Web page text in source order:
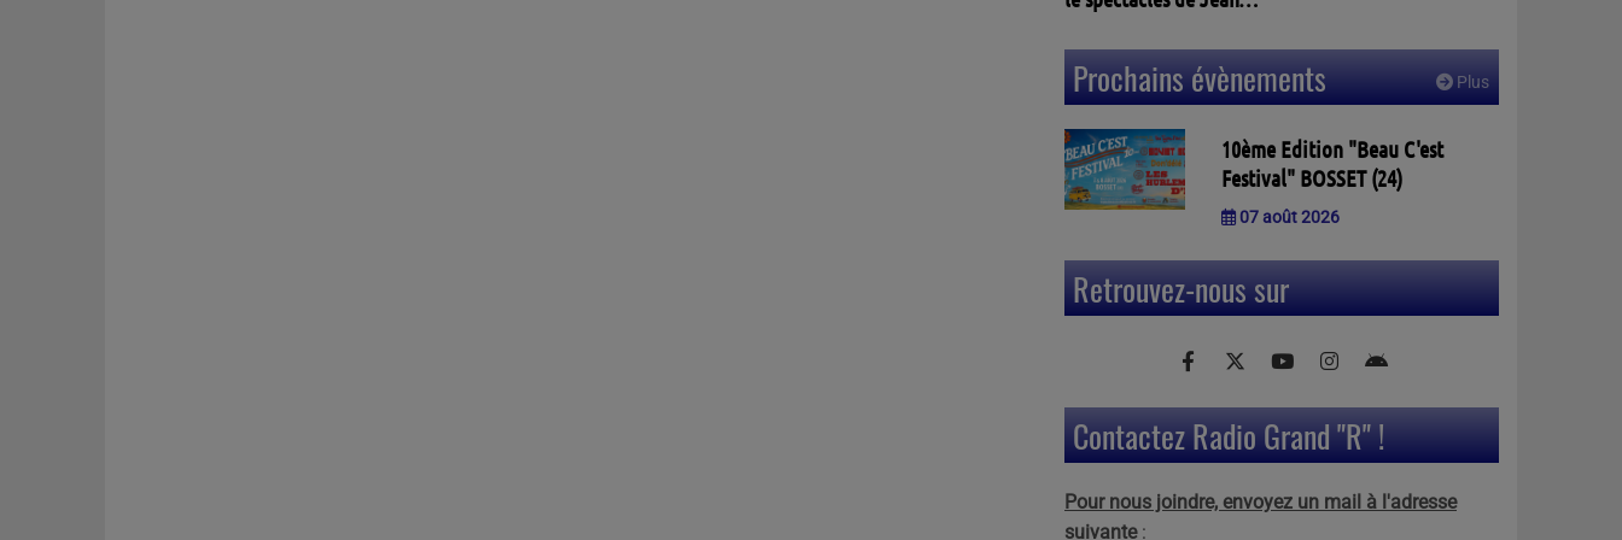
(33)
Plus
Prochains évènements
10ème Edition "Beau C'est
Festival" BOSSET (24)
07 août 2026
Retrouvez-nous sur
Contactez Radio Grand "R" !
Pour nous joindre, envoyez un mail à l'adresse
suivante: